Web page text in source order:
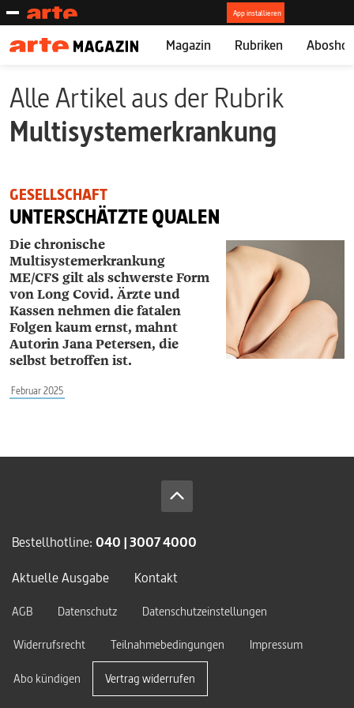
Magazin Rubriken
Alle Artikel aus der Rubrik
Multisystemerkrankung
GESELLSCHAFT
UNTERSCHÄTZTE QUALEN
Die chronische
Multisystemerkrankung
ME/CFS gilt als schwerste Form
von Long Covid. Ärzte und
Kassen nehmen die fatalen
Folgen kaum ernst, mahnt
Autorin Jana Petersen, die
selbst betroffen ist.
Februar 2025
Bestellhotline: 040 | 3007 4000
Aktuelle Ausgabe
Kontakt
AGB Datenschutz
Datenschutzeinstellungen
Widerrufsrecht
Teilnahmebedingungen Impressum
Abo kündigen Vertrag widerrufen